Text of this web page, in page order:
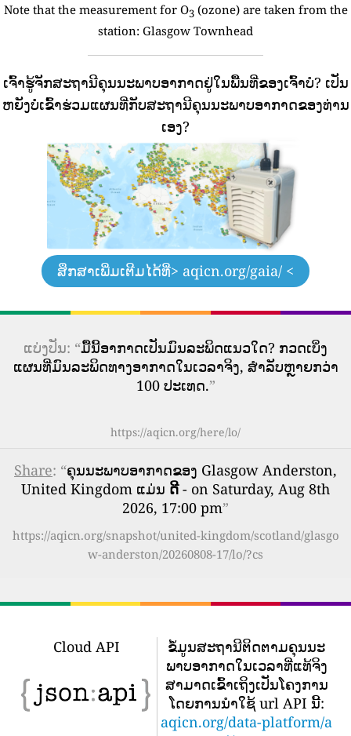
Note that the measurement for O3(ozone) are taken from the
station: Glasgow Townhead
ເຈົ້າຮູ້ຈັກສະຖານີຄຸນນະພາບອາກາດຢູ່ໃນພື້ນທີ່ຂອງເຈົ້າບໍ? ເປັນ
ຫຍັງບໍ່ເຂົ້າຮ່ວມແຜນທີ່ກັບສະຖານີຄຸນນະພາບອາກາດຂອງທ່ານ
ເອງ?
ສຶກສາເພີ່ມເຕີມໄດ້ທີ່> aqicn.org/gaia/ <
ແບ່ງປັນ: “ມື້ນີ້ອາກາດເປັນມົນລະພິດແນວໃດ? ກວດເບິ່ງ
ແຜນທີ່ມົນລະພິດທາງອາກາດໃນເວລາຈິງ, ສໍາລັບຫຼາຍກວ່າ
100 ປະເທດ.”
https://aqicn.org/here/lo/
Share: “ຄຸນນະພາບອາກາດຂອງ Glasgow Anderston,
United Kingdom ແມ່ນ ດີ- on Saturday, Aug 8th
2026, 17:00 pm”
https://aqicn.org/snapshot/united-kingdom/scotland/glasgo
w-anderston/20260808-17/lo/?cs
Cloud API
ຂໍ້​ມູນ​ສະ​ຖາ​ນີ​ຕິດ​ຕາມ​ຄຸນ​ນະ​
ພາບ​ອາ​ກາດ​ໃນ​ເວ​ລາ​ທີ່​ແທ້​ຈິງ​
ສາ​ມາດ​ເຂົ້າ​ເຖິງ​ເປັນ​ໂຄງ​ການ​
ໂດຍ​ການ​ນໍາ​ໃຊ້ url API ນີ້​:
aqicn.org/data-platform/a